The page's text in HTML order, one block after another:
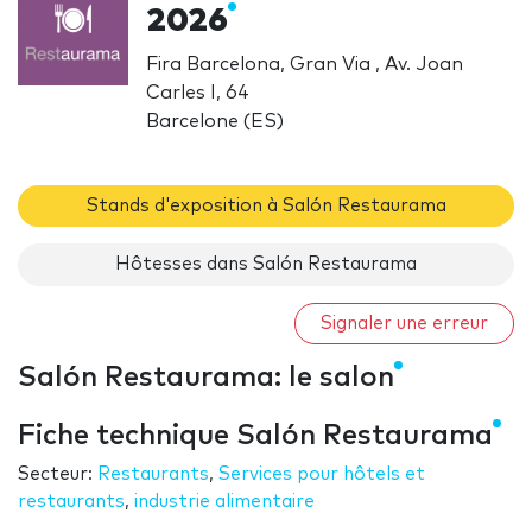
2026
Fira Barcelona, Gran Via , Av. Joan
Carles I, 64
Barcelone (ES)
Stands d'exposition à Salón Restaurama
Hôtesses dans Salón Restaurama
Signaler une erreur
Salón Restaurama: le salon
Fiche technique Salón Restaurama
Secteur: Restaurants, Services pour hôtels et
restaurants, industrie alimentaire